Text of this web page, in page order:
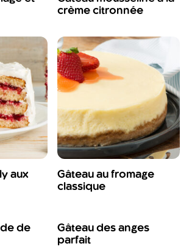
crème citronnée
aux
Gâteau au fromage
classique
de
Gâteau des anges
parfait